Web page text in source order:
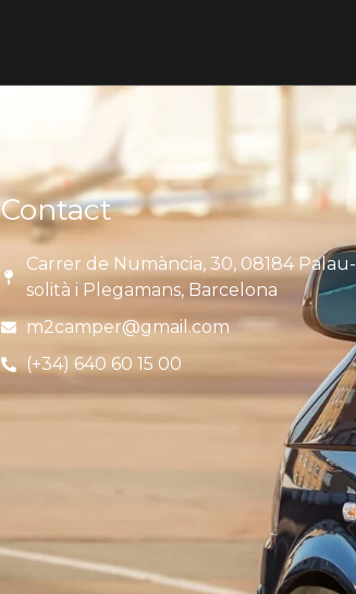
Contact
Carrer de Numància, 30, 08184 Palau-
solità i Plegamans, Barcelona
m2camper@gmail.com
(+34) 640 60 15 00